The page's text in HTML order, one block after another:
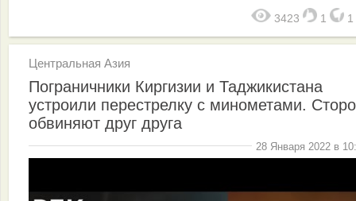
3423 1 1
Центральная Азия
Пограничники Киргизии и Таджикистана
устроили перестрелку с минометами.
обвиняют друг друга
28 Января 2022 в